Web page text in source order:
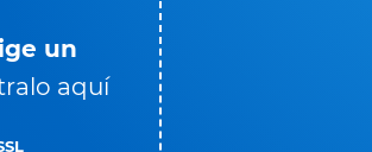
un
aquí